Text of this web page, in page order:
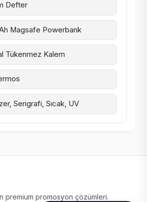
Defter
Magsafe Powerbank
Tükenmez Kalem
Serigrafi, Sıcak, UV
premium promosyon çözümleri.